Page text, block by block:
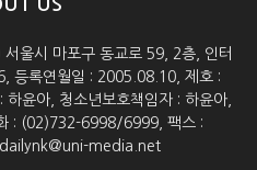
US
울시 마포구 동교로 59, 2층, 인터
등록연월일 : 2005.08.10, 제호 :
윤아, 청소년보호책임자 : 하윤아,
: (02)732-6998/6999, 팩스 :
media.net